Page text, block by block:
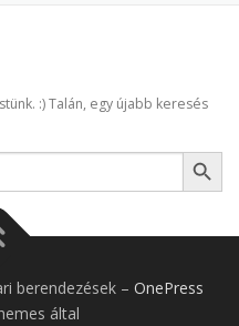
:) Talán, egy újabb keresés
Search Button
berendezések – OnePress
által